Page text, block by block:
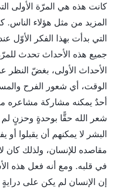
كانت هذه هي المرّة الأولى
المزيد من مثل هؤلاء
التي بدأت بهذا الفكر الأوّل
جميع هذه الأحداث تحدث
الأحداث الأولى، بغضّ
الوقت، أي شعور الفرح
أحدٌ يمكنه مشاركة مشاعره
شعر الله حقًّا بوحدةٍ وحزنٍ
البشر لا يمكنهم أن يقبلوا أو
مقاصده للإنسان، ولذلك كان
في قلبه. ومع أنه فعل هذه
إن الإنسان لم يكن على